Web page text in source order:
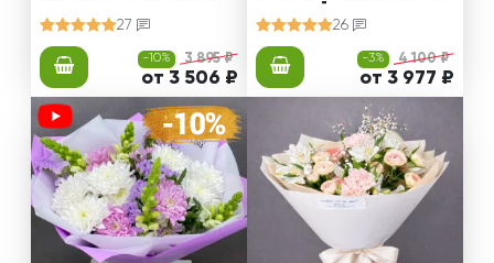
27
-10% 3 895 ₽
от 3 506 ₽
ромерий и калл
26
-3% 4 100 ₽
от 3 977 ₽